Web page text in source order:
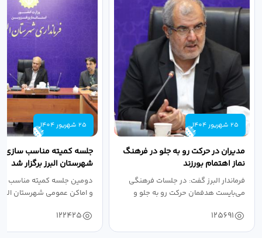
25 شهریور 1404
مدیران در حرکت رو به جلو در فرهنگ
نماز اهتمام بورزند
فرماندار البرز گفت: در جلسات فرهنگی
می‌بایست هدفمان حرکت رو به جلو و
125691
25 شهریور 1404
جلسه کمیته مناسب سازی
شهرستان البرز برگزار شد
دومین جلسه کمیته مناسب
و اماکن عمومی شهرستان
122425